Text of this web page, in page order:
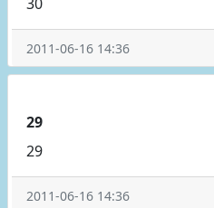
2011-06-16 14:36
29
29
2011-06-16 14:36